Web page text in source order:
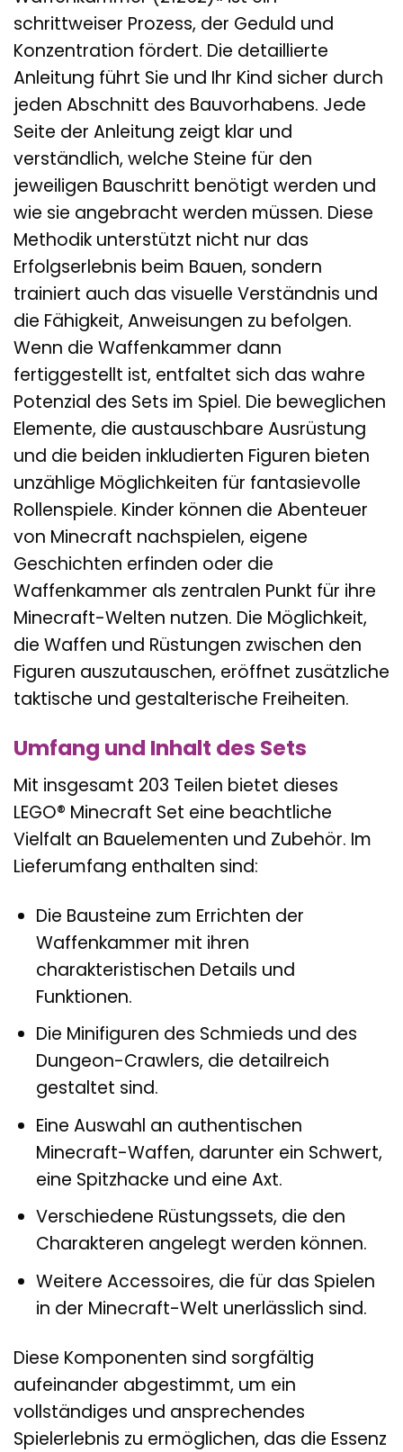
schrittweiser Prozess, der Geduld und
Konzentration fördert. Die detaillierte
Anleitung führt Sie und Ihr Kind sicher durch
jeden Abschnitt des Bauvorhabens. Jede
Seite der Anleitung zeigt klar und
verständlich, welche Steine für den
jeweiligen Bauschritt benötigt werden und
wie sie angebracht werden müssen. Diese
Methodik unterstützt nicht nur das
Erfolgserlebnis beim Bauen, sondern
trainiert auch das visuelle Verständnis und
die Fähigkeit, Anweisungen zu befolgen.
Wenn die Waffenkammer dann
fertiggestellt ist, entfaltet sich das wahre
Potenzial des Sets im Spiel. Die beweglichen
Elemente, die austauschbare Ausrüstung
und die beiden inkludierten Figuren bieten
unzählige Möglichkeiten für fantasievolle
Rollenspiele. Kinder können die Abenteuer
von Minecraft nachspielen, eigene
Geschichten erfinden oder die
Waffenkammer als zentralen Punkt für ihre
Minecraft-Welten nutzen. Die Möglichkeit,
die Waffen und Rüstungen zwischen den
Figuren auszutauschen, eröffnet zusätzliche
taktische und gestalterische Freiheiten.
Umfang und Inhalt des Sets
Mit insgesamt 203 Teilen bietet dieses
LEGO® Minecraft Set eine beachtliche
Vielfalt an Bauelementen und Zubehör. Im
Lieferumfang enthalten sind:
Die Bausteine zum Errichten der
Waffenkammer mit ihren
charakteristischen Details und
Funktionen.
Die Minifiguren des Schmieds und des
Dungeon-Crawlers, die detailreich
gestaltet sind.
Eine Auswahl an authentischen
Minecraft-Waffen, darunter ein Schwert,
eine Spitzhacke und eine Axt.
Verschiedene Rüstungssets, die den
Charakteren angelegt werden können.
Weitere Accessoires, die für das Spielen
in der Minecraft-Welt unerlässlich sind.
Diese Komponenten sind sorgfältig
aufeinander abgestimmt, um ein
vollständiges und ansprechendes
Spielerlebnis zu ermöglichen, das die Essenz